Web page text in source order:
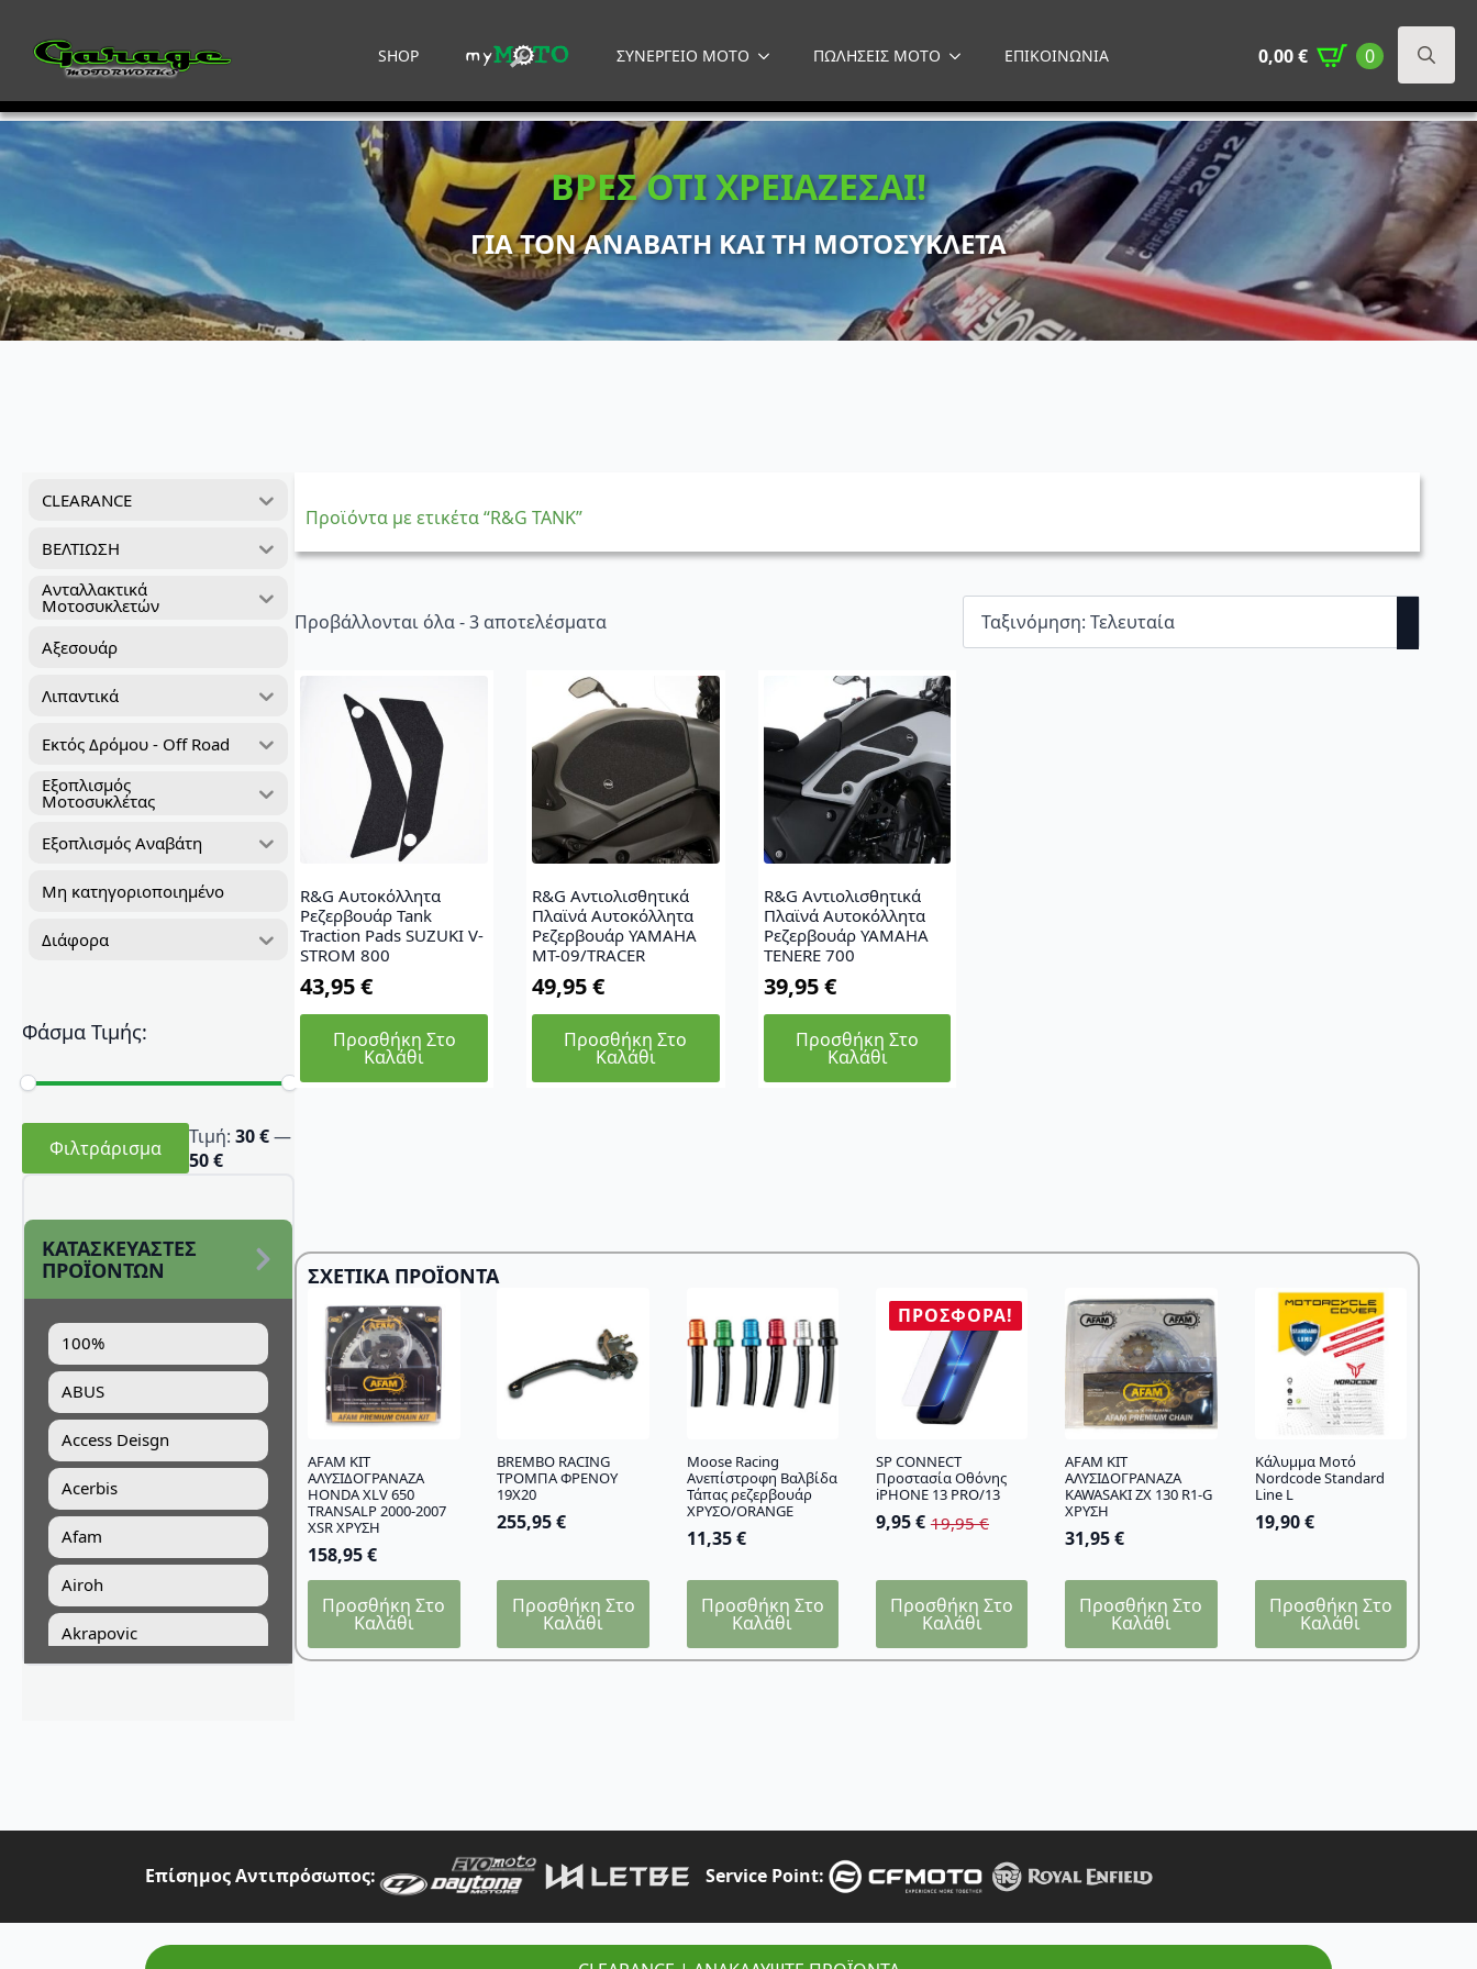
SHOP ΣΥΝΕΡΓΕΙΟ MOTO ΠΩΛΗΣΕΙΣ MOTO ΕΠΙΚΟΙΝΩΝΙΑ 0,00€
0
for:
ΒΡΕΣ ΟΤΙ ΧΡΕΙΑΖΕΣΑΙ!
ΓΙΑ ΤΟΝ ΑΝΑΒΑΤΗ ΚΑΙ ΤΗ ΜΟΤΟΣΥΚΛΕΤΑ
CLEARANCE
ΒΕΛΤΙΩΣΗ
Ανταλλακτικά
Μοτοσυκλετών
Αξεσουάρ
Λιπαντικά
Εκτός Δρόμου - Off Road
Εξοπλισμός
Μοτοσυκλέτας
Εξοπλισμός Αναβάτη
Μη κατηγοριοποιημένο
Διάφορα
Φάσμα Τιμής:
Ελάχιστη
τιμή
Μέγιστη
τιμήΦιλτράρισμα Τιμή: 30 €—
50 €
ΚΑΤΑΣΚΕΥΑΣΤΕΣ
ΠΡΟΪΟΝΤΩΝ
100%
ABUS
Access Deisgn
Acerbis
Afam
Airoh
Akrapovic
Art Moto
Auvray
Προϊόντα με ετικέτα “R&G TANK”
Προβάλλονται όλα - 3 αποτελέσματα
R&G Αυτοκόλλητα
Ρεζερβουάρ Tank
Traction Pads SUZUKI V-
STROM 800
43,95€
Προσθήκη Στο
Καλάθι
R&G Αντιολισθητικά
Πλαϊνά Αυτοκόλλητα
Ρεζερβουάρ YAMAHA
MT-09/TRACER
49,95€
Προσθήκη Στο
Καλάθι
R&G Αντιολισθητικά
Πλαϊνά Αυτοκόλλητα
Ρεζερβουάρ YAMAHA
TENERE 700
39,95€
Προσθήκη Στο
Καλάθι
ΣΧΕΤΙΚΆ ΠΡΟΪΌΝΤΑ
AFAM KIT
ΑΛΥΣΙΔΟΓΡΑΝΑΖΑ
HONDA XLV 650
TRANSALP 2000-2007
XSR ΧΡΥΣΗ
158,95€
Προσθήκη Στο
Καλάθι
BREMBO RACING
ΤΡΟΜΠΑ ΦΡΕΝΟΥ
19X20
255,95€
Προσθήκη Στο
Καλάθι
Moose Racing
Ανεπίστροφη Βαλβίδα
Τάπας ρεζερβουάρ
ΧΡΥΣΟ/ORANGE
11,35€
Προσθήκη Στο
Καλάθι
ΠΡΟΣΦΟΡΆ!
SP CONNECT
Προστασία Οθόνης
iPHONE 13 PRO/13
19,95€
Original
19,95 €.
9,95€
Η
είναι:
9,95 €.
Προσθήκη Στο
Καλάθι
AFAM KIT
ΑΛΥΣΙΔΟΓΡΑΝΑΖΑ
KAWASAKI ZX 130 R1-G
ΧΡΥΣΗ
31,95€
Προσθήκη Στο
Καλάθι
Kάλυμμα Mοτό
Nordcode Standard
Line L
19,90€
Προσθήκη Στο
Καλάθι
Επίσημος Αντιπρόσωπος: Service Point: